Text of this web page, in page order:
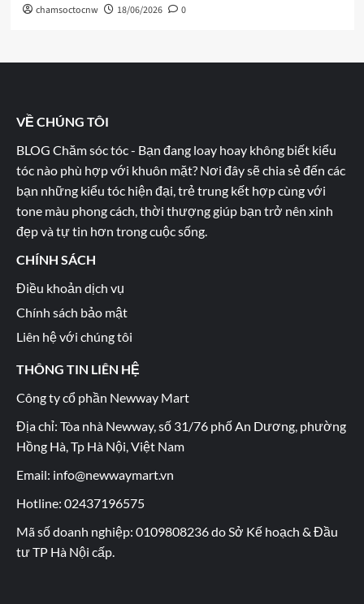
chamsoctocnw 18/06/2026 0
VỀ CHÚNG TÔI
BLOG Chăm sóc tóc - Bạn đang loay hoay không biết kiểu
tóc nào phù hợp với khuôn mặt? Nơi đây sẽ chia sẻ đến các
bạn những kiểu tóc hiện đại, trẻ trung kết hợp cùng với
tone màu phong cách, thời thượng giúp bạn trở nên xinh
đẹp và tự tin hơn trong cuộc sống.
CHÍNH SÁCH
Điều khoản dịch vụ
Chính sách bảo mật
Liên hệ với chúng tôi
THÔNG TIN LIÊN HỆ
Công ty cổ phần Newway Mart
Địa chỉ: Tòa nhà Newway, số 31/76 phố An Dương, phường
Hồng Hà, Tp Hà Nội, Việt Nam
Email: info@newwaymart.vn
Hotline: 02437196575
Mã số doanh nghiệp: 0109808236 do Sở Kế hoạch & Đầu
tư TP Hà Nội cấp.